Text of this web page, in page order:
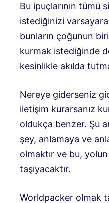
Bu ipuçlarının tümü
istediğinizi
bunların çoğunun
kurmak istediğinde
kesinlikle akılda
Nereye giderseniz
iletişim kurarsanız
oldukça benzer. Şu
şey, anlamaya ve
olmaktır ve bu,
taşıyacaktır.
Worldpacker olmak